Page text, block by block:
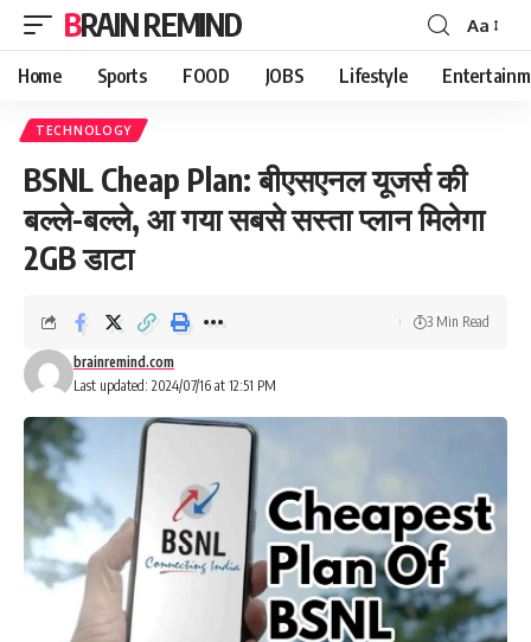
BRAIN REMIND
Font
Resizer
Aa
Home Sports FOOD JOBS Lifestyle
TECHNOLOGY
BSNL Cheap Plan: बीएसएनल यूजर्स की
बल्ले-बल्ले, आ गया सबसे सस्ता प्लान मिलेगा
2GB डाटा
Last updated: 2024/07/16 at 12:51 PM
brainremind.com
3 Min Read